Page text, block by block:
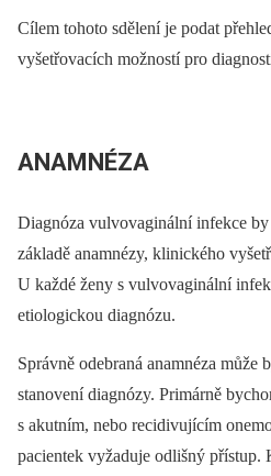
Cílem tohoto sdělení je podat
vyšetřovacích možností pro
ANAMNÉZA
Diagnóza vulvovaginální infekce by
základě anamnézy, klinického
U každé ženy s vulvovaginální
etiologickou diagnózu.
Správně odebraná anamnéza
stanovení diagnózy. Primárně
s akutním, nebo recidivujícím
pacientek vyžaduje odlišný přístup.